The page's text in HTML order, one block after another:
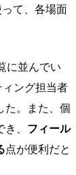
て、各場面
に並んでい
ング担当者
た。また、個
、 フィール
点が便利だと